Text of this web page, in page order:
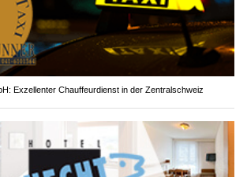
Exzellenter Chauffeurdienst in der Zentralschweiz